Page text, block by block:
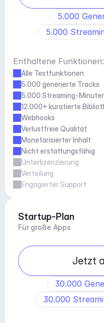
5.000
5.000
Enthaltene Funktionen:
Alle Testfunktionen
5.000 generierte Tracks
5.000 Streaming-
12.000+ kuratierte
Webhooks
Verlustfreie Qualität
Monetarisierter Inhalt
Nicht erstattungsfähig
Unterlizenzierung
Verteilung
Engagierter Support
Startup-Plan
Für große Apps
Jetzt
30.000
30.000